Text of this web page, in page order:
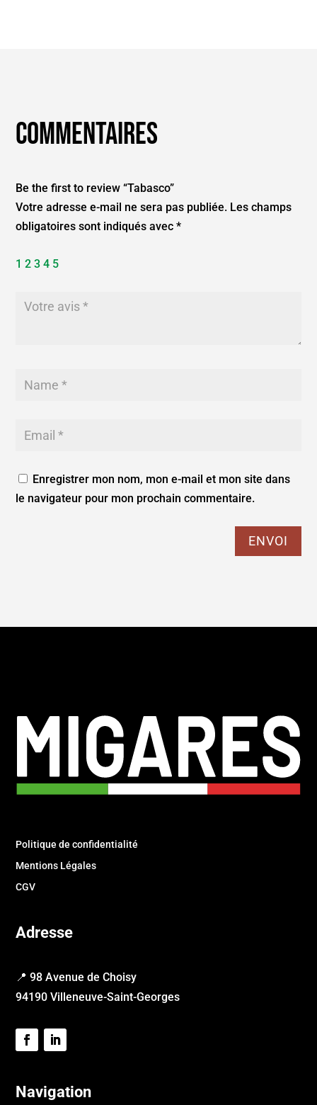
Commentaires
Be the first to review “Tabasco”
Votre adresse e-mail ne sera pas publiée. Les champs
obligatoires sont indiqués avec*
1 2 3 4 5
Enregistrer mon nom, mon e-mail et mon site dans
le navigateur pour mon prochain commentaire.
ENVOI
Politique de confidentialité
Mentions Légales
CGV
Adresse
📍 98 Avenue de Choisy
94190 Villeneuve-Saint-Georges
Navigation